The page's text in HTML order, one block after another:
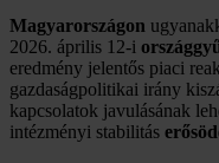
Magyarországon
2026. április 12-i
eredmény jelentős piaci
gazdaságpolitikai irány
kapcsolatok javulásának
intézményi stabilitás